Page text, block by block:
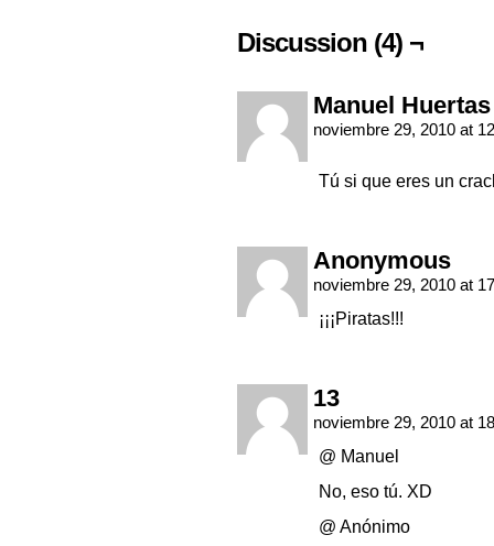
Discussion (4) ¬
Manuel Huertas
noviembre 29, 2010 at
Tú si que eres un
Anonymous
noviembre 29, 2010 at
¡¡¡Piratas!!!
13
noviembre 29, 2010 at
@ Manuel
No, eso tú. XD
@ Anónimo